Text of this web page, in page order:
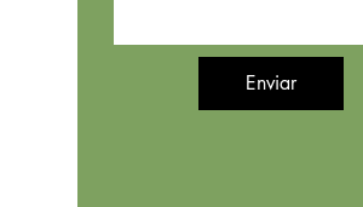
Enviar